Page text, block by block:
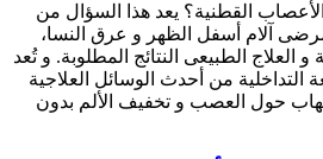
القطنية؟ يعد هذا السؤال من
مرضى آلام أسفل الظهر و عرق النسا،
العلاج الطبيعى النتائج المطلوبة. و تُعد
من أحدث الوسائل العلاجية
حول العصب و تخفيف الألم بدون